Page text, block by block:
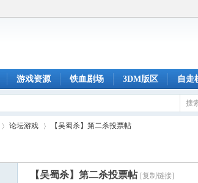
游戏资源 铁血剧场 3DM版区 自走
搜
论坛游戏
›
【吴蜀杀】第二杀投票帖
【吴蜀杀】第二杀投票帖 [复制链接]